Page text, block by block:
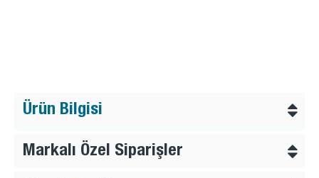
Ürün Bilgisi
Markalı Özel Siparişler